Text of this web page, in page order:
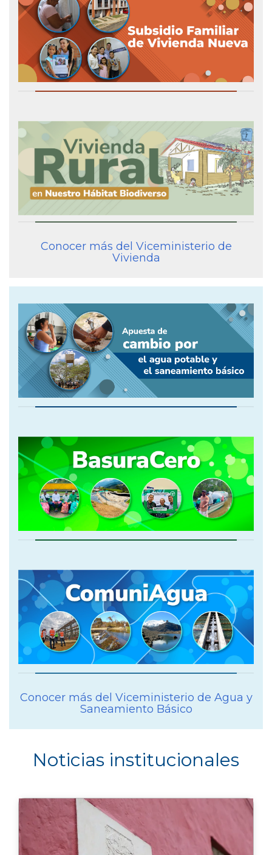
Conocer más del Viceministerio de
Vivienda
Conocer más del Viceministerio de Agua y
Saneamiento Básico
Noticias institucionales